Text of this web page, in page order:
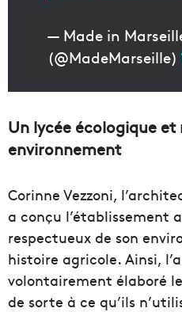
— Made in
(@MadeMarseille)
Un lycée écologique
environnement
Corinne Vezzoni,
a conçu l’établissement
respectueux de son
histoire agricole. Ainsi,
volontairement élaboré
de sorte à ce qu’ils